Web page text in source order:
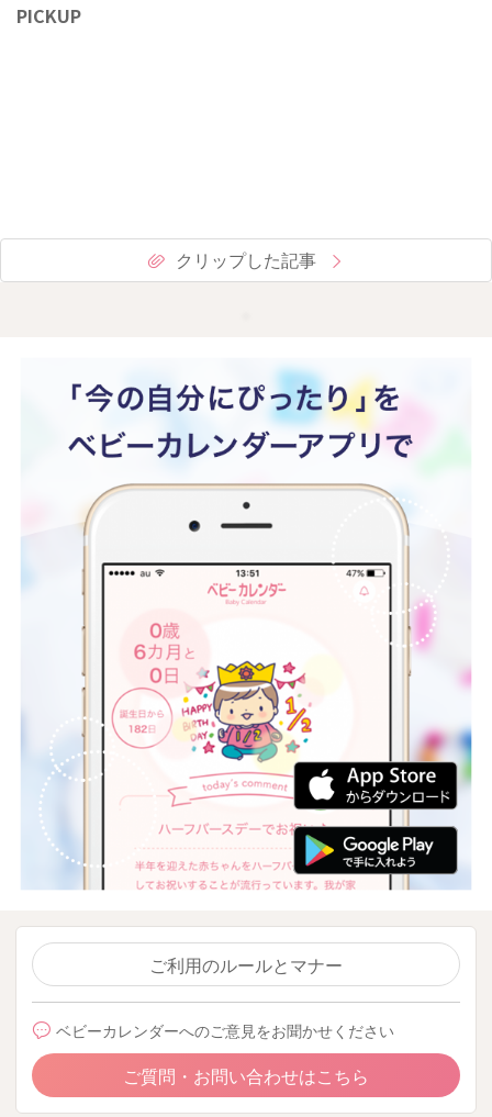
PICKUP
クリップした記事
ご利用のルールとマナー
ベビーカレンダーへのご意見をお聞かせください
ご質問・お問い合わせはこちら